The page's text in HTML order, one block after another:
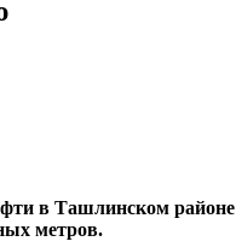
в Ташлинском районе
метров.